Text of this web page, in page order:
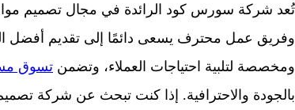
تُعد شركة سورس كود الرائدة في مجال تصميم
وفريق عمل محترف يسعى دائمًا إلى تقديم أفضل
ومخصصة لتلبية احتياجات العملاء، وتضمن تسوق
بالجودة والاحترافية. إذا كنت تبحث عن شركة